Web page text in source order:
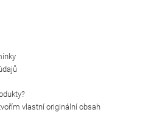
vlastní originální obsah